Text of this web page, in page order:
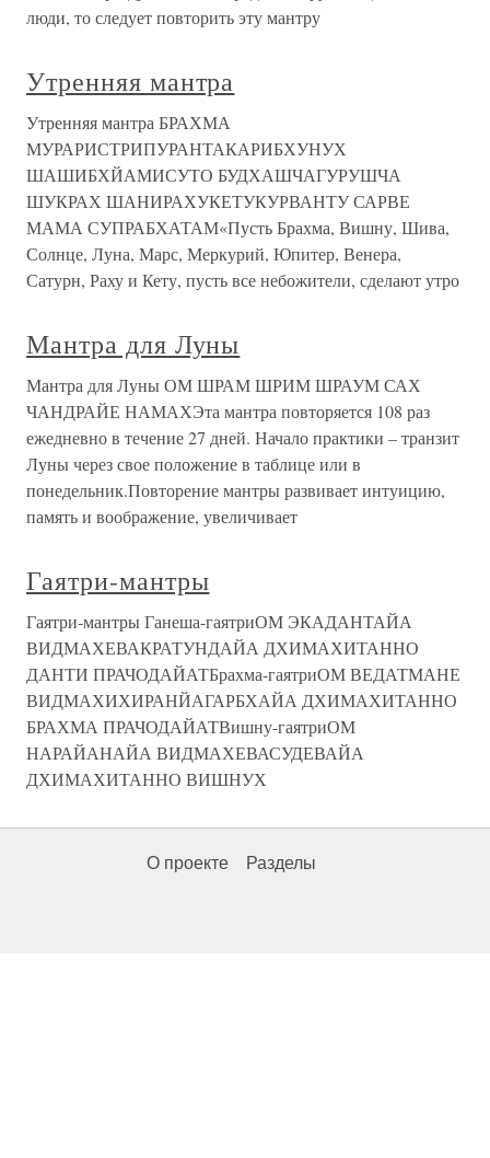
люди, то следует повторить эту мантру
Утренняя мантра
Утренняя мантра БРАХМА
МУРАРИСТРИПУРАНТАКАРИБХУНУХ
ШАШИБХЙАМИСУТО БУДХАШЧАГУРУШЧА
ШУКРАХ ШАНИРАХУКЕТУКУРВАНТУ САРВЕ
МАМА СУПРАБХАТАМ«Пусть Брахма, Вишну, Шива,
Солнце, Луна, Марс, Меркурий, Юпитер, Венера,
Сатурн, Раху и Кету, пусть все небожители, сделают утро
Мантра для Луны
Мантра для Луны ОМ ШРАМ ШРИМ ШРАУМ САХ
ЧАНДРАЙЕ НАМАХЭта мантра повторяется 108 раз
ежедневно в течение 27 дней. Начало практики – транзит
Луны через свое положение в таблице или в
понедельник.Повторение мантры развивает интуицию,
память и воображение, увеличивает
Гаятри-мантры
Гаятри-мантры Ганеша-гаятриОМ ЭКАДАНТАЙА
ВИДМАХЕВАКРАТУНДАЙА ДХИМАХИТАННО
ДАНТИ ПРАЧОДАЙАТБрахма-гаятриОМ ВЕДАТМАНЕ
ВИДМАХИХИРАНЙАГАРБХАЙА ДХИМАХИТАННО
БРАХМА ПРАЧОДАЙАТВишну-гаятриОМ
НАРАЙАНАЙА ВИДМАХЕВАСУДЕВАЙА
ДХИМАХИТАННО ВИШНУХ
О проекте Разделы